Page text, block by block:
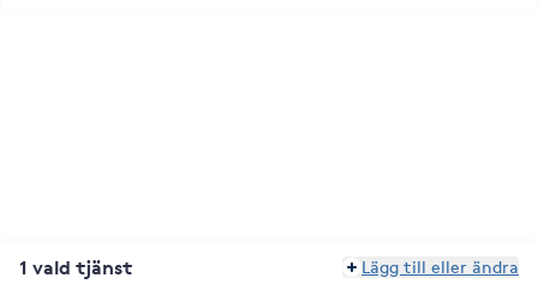
1 vald tjänst Lägg till eller ändra